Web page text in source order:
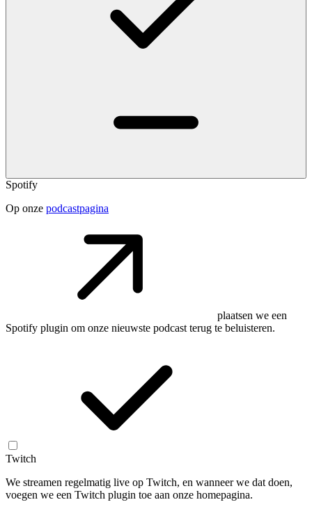
Spotify
Op onze podcastpagina
plaatsen we een
Spotify plugin om onze nieuwste podcast terug te beluisteren.
Twitch
We streamen regelmatig live op Twitch, en wanneer we dat doen,
voegen we een Twitch plugin toe aan onze homepagina.